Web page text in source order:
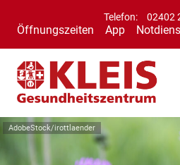
Telefon: 02402
Öffnungszeiten App
AdobeStock/irottlaender